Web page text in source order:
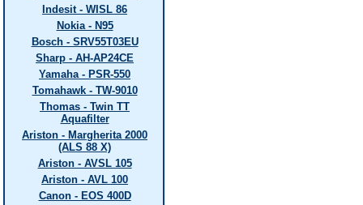
Indesit - WISL 86
Nokia - N95
Bosch - SRV55T03EU
Sharp - AH-AP24CE
Yamaha - PSR-550
Tomahawk - TW-9010
Thomas - Twin TT
Aquafilter
Ariston - Margherita 2000
(ALS 88 X)
Ariston - AVSL 105
Ariston - AVL 100
Canon - EOS 400D